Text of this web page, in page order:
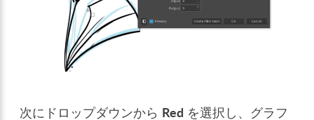
次にドロップダウンから Red を選択し、グラフ